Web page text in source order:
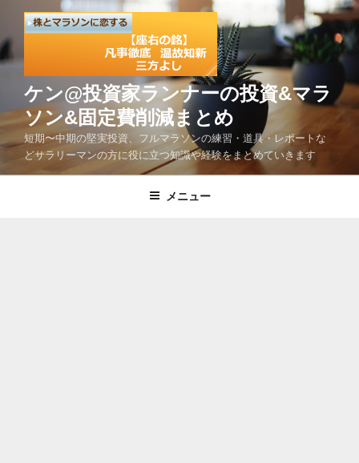
テ
ン
ス
キ
ケン@投資家ランナーの投資&マラ
ソン&固定費削減まとめ
短期〜中期の堅実投資、フルマラソンの練習・道具・レポートな
どサラリーマンの方に役に立つ知識や経験をまとめていきます
メニュー